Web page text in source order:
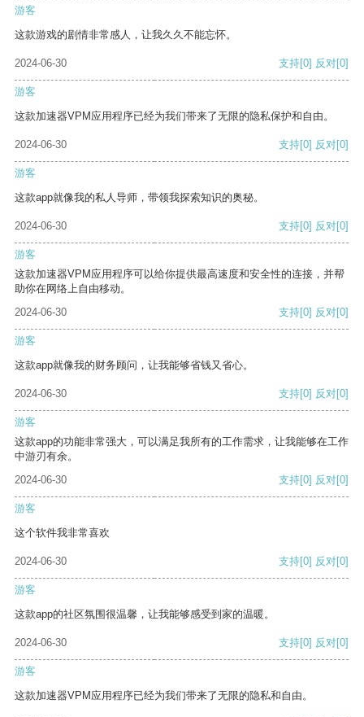
游客
这款游戏的剧情非常感人，让我久久不能忘怀。
2024-06-30 支持[0] 反对[0]
游客
这款加速器VPM应用程序已经为我们带来了无限的隐私保护和自由。
2024-06-30 支持[0] 反对[0]
游客
这款app就像我的私人导师，带领我探索知识的奥秘。
2024-06-30 支持[0] 反对[0]
游客
这款加速器VPM应用程序可以给你提供最高速度和安全性的连接，并帮
助你在网络上自由移动。
2024-06-30
支持[0] 反对[0]
游客
这款app就像我的财务顾问，让我能够省钱又省心。
2024-06-30 支持[0] 反对[0]
游客
这款app的功能非常强大，可以满足我所有的工作需求，让我能够在工作
中游刃有余。
2024-06-30
支持[0] 反对[0]
游客
这个软件我非常喜欢
2024-06-30 支持[0] 反对[0]
游客
这款app的社区氛围很温馨，让我能够感受到家的温暖。
2024-06-30 支持[0] 反对[0]
游客
这款加速器VPM应用程序已经为我们带来了无限的隐私和自由。